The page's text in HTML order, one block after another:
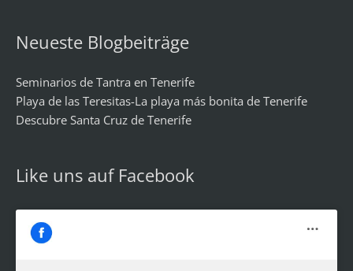
Neueste Blogbeiträge
Seminarios de Tantra en Tenerife
Playa de las Teresitas-La playa más bonita de Tenerife
Descubre Santa Cruz de Tenerife
Like uns auf Facebook